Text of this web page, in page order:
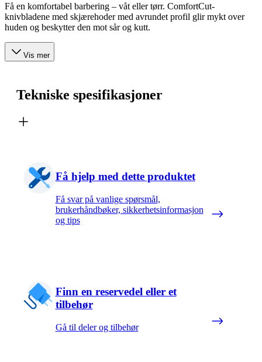
Få en komfortabel barbering – våt eller tørr. ComfortCut-
knivbladene med skjærehoder med avrundet profil glir mykt over
huden og beskytter den mot sår og kutt.
Vis mer
Tekniske spesifikasjoner
Få hjelp med dette produktet
Få svar på vanlige spørsmål,
brukerhåndbøker, sikkerhetsinformasjon
og tips
Finn en reservedel eller et
tilbehør
Gå til deler og tilbehør